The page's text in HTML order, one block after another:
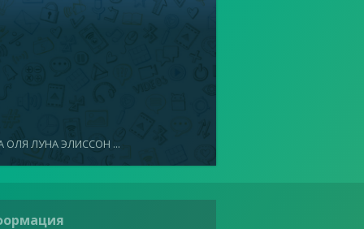
ОЛЯ ЛУНА ЭЛИССОН ...